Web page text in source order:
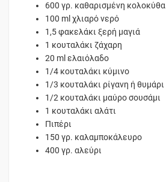
600 γρ. καθαρισμένη κολοκύθα
100 ml χλιαρό νερό
1,5 φακελάκι ξερή μαγιά
1 κουταλάκι ζάχαρη
20 ml ελαιόλαδο
1/4 κουταλάκι κύμινο
1/3 κουταλάκι ρίγανη ή θυμάρι
1/2 κουταλάκι μαύρο σουσάμι
1 κουταλάκι αλάτι
Πιπέρι
150 γρ. καλαμποκάλευρο
400 γρ. αλεύρι